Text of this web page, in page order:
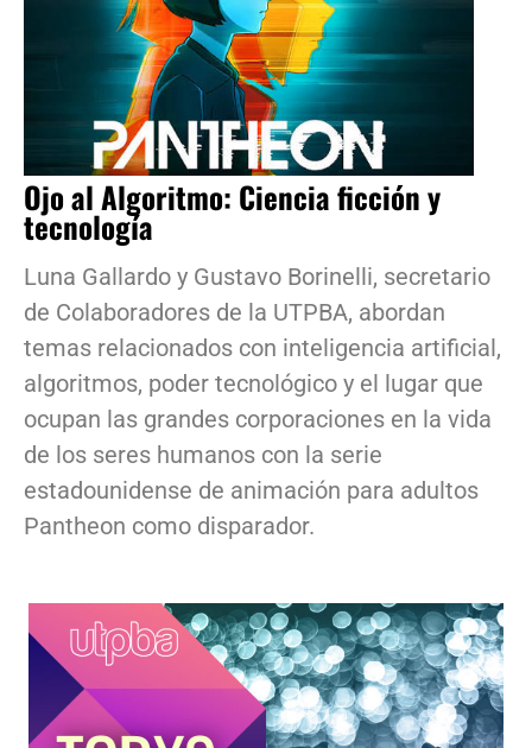
Ojo al Algoritmo: Ciencia ficción y
tecnología
Luna Gallardo y Gustavo Borinelli, secretario
de Colaboradores de la UTPBA, abordan
temas relacionados con inteligencia artificial,
algoritmos, poder tecnológico y el lugar que
ocupan las grandes corporaciones en la vida
de los seres humanos con la serie
estadounidense de animación para adultos
Pantheon como disparador.